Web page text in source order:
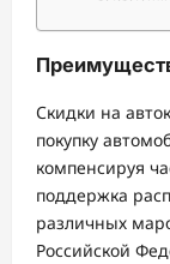
Скидки на
покупку
компенсируя
поддержка
различных
Российской